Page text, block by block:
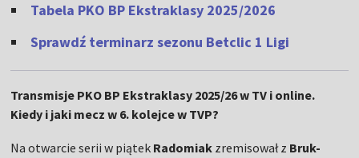
Tabela PKO BP Ekstraklasy 2025/2026
Sprawdź terminarz sezonu Betclic 1 Ligi
Transmisje PKO BP Ekstraklasy 2025/26 w TV i online.
Kiedy i jaki mecz w 6. kolejce w TVP?
Na otwarcie serii w piątek Radomiak zremisował z Bruk-